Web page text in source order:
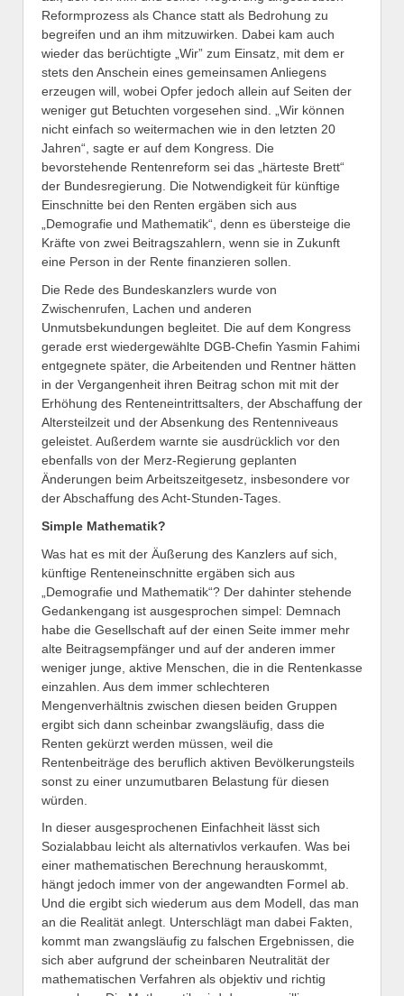
Reformprozess als Chance statt als Bedrohung zu
begreifen und an ihm mitzuwirken. Dabei kam auch
wieder das berüchtigte „Wir” zum Einsatz, mit dem er
stets den Anschein eines gemeinsamen Anliegens
erzeugen will, wobei Opfer jedoch allein auf Seiten der
weniger gut Betuchten vorgesehen sind. „Wir können
nicht einfach so weitermachen wie in den letzten 20
Jahren“, sagte er auf dem Kongress. Die
bevorstehende Rentenreform sei das „härteste Brett“
der Bundesregierung. Die Notwendigkeit für künftige
Einschnitte bei den Renten ergäben sich aus
„Demografie und Mathematik“, denn es übersteige die
Kräfte von zwei Beitragszahlern, wenn sie in Zukunft
eine Person in der Rente finanzieren sollen.
Die Rede des Bundeskanzlers wurde von
Zwischenrufen, Lachen und anderen
Unmutsbekundungen begleitet. Die auf dem Kongress
gerade erst wiedergewählte DGB-Chefin Yasmin Fahimi
entgegnete später, die Arbeitenden und Rentner hätten
in der Vergangenheit ihren Beitrag schon mit mit der
Erhöhung des Renteneintrittsalters, der Abschaffung der
Altersteilzeit und der Absenkung des Rentenniveaus
geleistet. Außerdem warnte sie ausdrücklich vor den
ebenfalls von der Merz-Regierung geplanten
Änderungen beim Arbeitszeitgesetz, insbesondere vor
der Abschaffung des Acht-Stunden-Tages.
Simple Mathematik?
Was hat es mit der Äußerung des Kanzlers auf sich,
künftige Renteneinschnitte ergäben sich aus
„Demografie und Mathematik“? Der dahinter stehende
Gedankengang ist ausgesprochen simpel: Demnach
habe die Gesellschaft auf der einen Seite immer mehr
alte Beitragsempfänger und auf der anderen immer
weniger junge, aktive Menschen, die in die Rentenkasse
einzahlen. Aus dem immer schlechteren
Mengenverhältnis zwischen diesen beiden Gruppen
ergibt sich dann scheinbar zwangsläufig, dass die
Renten gekürzt werden müssen, weil die
Rentenbeiträge des beruflich aktiven Bevölkerungsteils
sonst zu einer unzumutbaren Belastung für diesen
würden.
In dieser ausgesprochenen Einfachheit lässt sich
Sozialabbau leicht als alternativlos verkaufen. Was bei
einer mathematischen Berechnung herauskommt,
hängt jedoch immer von der angewandten Formel ab.
Und die ergibt sich wiederum aus dem Modell, das man
an die Realität anlegt. Unterschlägt man dabei Fakten,
kommt man zwangsläufig zu falschen Ergebnissen, die
sich aber aufgrund der scheinbaren Neutralität der
mathematischen Verfahren als objektiv und richtig